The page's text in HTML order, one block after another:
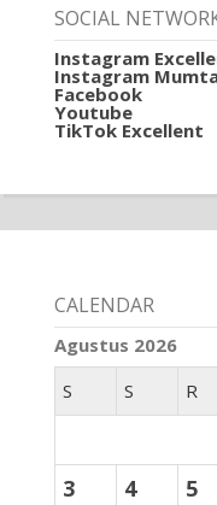
SOCIAL
Instagram
Instagram
Facebook
Youtube
TikTok Excellent
CALENDAR
Agustus 2026
S
S R
3 4 5